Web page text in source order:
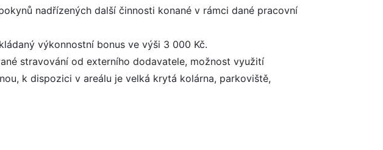
nadřízených další činnosti konané v rámci dané pracovní
výkonnostní bonus ve výši 3 000 Kč.
stravování od externího dodavatele, možnost využití
k dispozici v areálu je velká krytá kolárna, parkoviště,